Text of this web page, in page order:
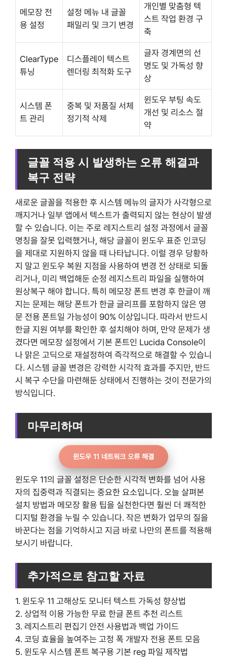
메모장 전
용 설정
설정 메뉴 내 글꼴
패밀리 및 크기 변경
개인별 맞춤형 텍
스트 작업 환경 구
축
ClearType
튜닝
디스플레이 텍스트
렌더링 최적화 도구
글자 경계면의 선
명도 및 가독성 향
상
시스템 폰
트 관리
중복 및 저품질 서체
정기적 삭제
윈도우 부팅 속도
개선 및 리소스 절
약
글꼴 적용 시 발생하는 오류 해결과
복구 전략
새로운 글꼴을 적용한 후 시스템 메뉴의 글자가 사각형으로
깨지거나 일부 앱에서 텍스트가 출력되지 않는 현상이 발생
할 수 있습니다. 이는 주로 레지스트리 설정 과정에서 글꼴
명칭을 잘못 입력했거나, 해당 글꼴이 윈도우 표준 인코딩
을 제대로 지원하지 않을 때 나타납니다. 이럴 경우 당황하
지 말고 윈도우 복원 지점을 사용하여 변경 전 상태로 되돌
리거나, 미리 백업해둔 순정 레지스트리 파일을 실행하여
원상복구 해야 합니다. 특히 메모장 폰트 변경 후 한글이 깨
지는 문제는 해당 폰트가 한글 글리프를 포함하지 않은 영
문 전용 폰트일 가능성이 90% 이상입니다. 따라서 반드시
한글 지원 여부를 확인한 후 설치해야 하며, 만약 문제가 생
겼다면 메모장 설정에서 기본 폰트인 Lucida Console이
나 맑은 고딕으로 재설정하여 즉각적으로 해결할 수 있습니
다. 시스템 글꼴 변경은 강력한 시각적 효과를 주지만, 반드
시 복구 수단을 마련해둔 상태에서 진행하는 것이 전문가의
방식입니다.
마무리하며
윈도우 11 네트워크 오류 해결
윈도우 11의 글꼴 설정은 단순한 시각적 변화를 넘어 사용
자의 집중력과 직결되는 중요한 요소입니다. 오늘 살펴본
설치 방법과 메모장 활용 팁을 실천한다면 훨씬 더 쾌적한
디지털 환경을 누릴 수 있습니다. 작은 변화가 업무의 질을
바꾼다는 점을 기억하시고 지금 바로 나만의 폰트를 적용해
보시기 바랍니다.
추가적으로 참고할 자료
1. 윈도우 11 고해상도 모니터 텍스트 가독성 향상법
2. 상업적 이용 가능한 무료 한글 폰트 추천 리스트
3. 레지스트리 편집기 안전 사용법과 백업 가이드
4. 코딩 효율을 높여주는 고정 폭 개발자 전용 폰트 모음
5. 윈도우 시스템 폰트 복구용 기본 reg 파일 제작법